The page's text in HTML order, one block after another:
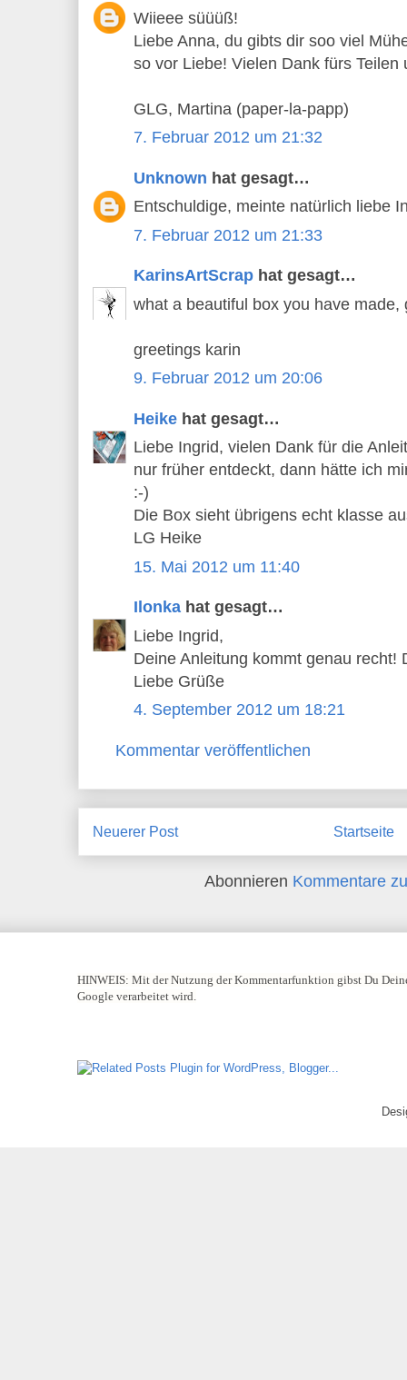
Wiieee süüüß!
Liebe Anna, du gibts dir soo viel
so vor Liebe! Vielen Dank fürs
GLG, Martina (paper-la-papp)
7. Februar 2012 um 21:32
Unknown hat gesagt…
Entschuldige, meinte natürlich liebe
7. Februar 2012 um 21:33
KarinsArtScrap hat gesagt…
what a beautiful box you have made,
greetings karin
9. Februar 2012 um 20:06
Heike hat gesagt…
Liebe Ingrid, vielen Dank für die
nur früher entdeckt, dann hätte ich
:-)
Die Box sieht übrigens echt klasse
LG Heike
15. Mai 2012 um 11:40
Ilonka hat gesagt…
Liebe Ingrid,
Deine Anleitung kommt genau recht!
Liebe Grüße
4. September 2012 um 18:21
Kommentar veröffentlichen
Neuerer Post Startseite
Abonnieren Kommentare
HINWEIS: Mit der Nutzung der Kommentarfunktion gibst Du
Google verarbeitet wird.